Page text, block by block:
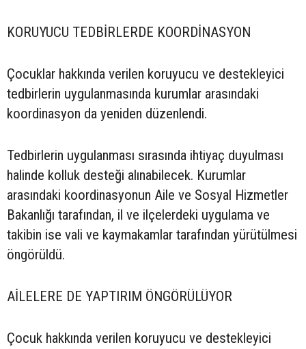
KORUYUCU TEDBİRLERDE KOORDİNASYON
Çocuklar hakkında verilen koruyucu ve destekleyici
tedbirlerin uygulanmasında kurumlar arasındaki
koordinasyon da yeniden düzenlendi.
Tedbirlerin uygulanması sırasında ihtiyaç duyulması
halinde kolluk desteği alınabilecek. Kurumlar
arasındaki koordinasyonun Aile ve Sosyal Hizmetler
Bakanlığı tarafından, il ve ilçelerdeki uygulama ve
takibin ise vali ve kaymakamlar tarafından yürütülmesi
öngörüldü.
AİLELERE DE YAPTIRIM ÖNGÖRÜLÜYOR
Çocuk hakkında verilen koruyucu ve destekleyici